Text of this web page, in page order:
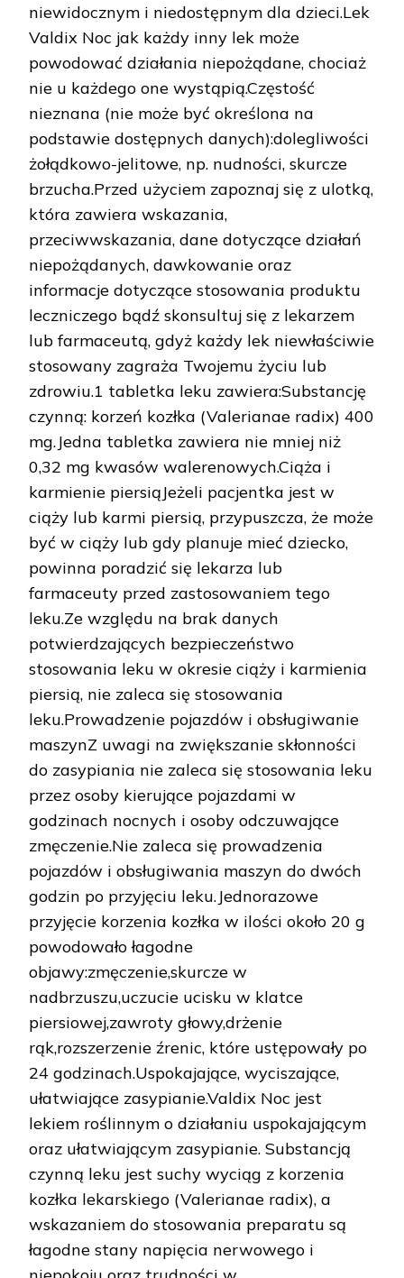
niewidocznym i niedostępnym dla dzieci.Lek
Valdix Noc jak każdy inny lek może
powodować działania niepożądane, chociaż
nie u każdego one wystąpią.Częstość
nieznana (nie może być określona na
podstawie dostępnych danych):dolegliwości
żołądkowo-jelitowe, np. nudności, skurcze
brzucha.Przed użyciem zapoznaj się z ulotką,
która zawiera wskazania,
przeciwwskazania, dane dotyczące działań
niepożądanych, dawkowanie oraz
informacje dotyczące stosowania produktu
leczniczego bądź skonsultuj się z lekarzem
lub farmaceutą, gdyż każdy lek niewłaściwie
stosowany zagraża Twojemu życiu lub
zdrowiu.1 tabletka leku zawiera:Substancję
czynną: korzeń kozłka (Valerianae radix) 400
mg.Jedna tabletka zawiera nie mniej niż
0,32 mg kwasów walerenowych.Ciąża i
karmienie piersiąJeżeli pacjentka jest w
ciąży lub karmi piersią, przypuszcza, że może
być w ciąży lub gdy planuje mieć dziecko,
powinna poradzić się lekarza lub
farmaceuty przed zastosowaniem tego
leku.Ze względu na brak danych
potwierdzających bezpieczeństwo
stosowania leku w okresie ciąży i karmienia
piersią, nie zaleca się stosowania
leku.Prowadzenie pojazdów i obsługiwanie
maszynZ uwagi na zwiększanie skłonności
do zasypiania nie zaleca się stosowania leku
przez osoby kierujące pojazdami w
godzinach nocnych i osoby odczuwające
zmęczenie.Nie zaleca się prowadzenia
pojazdów i obsługiwania maszyn do dwóch
godzin po przyjęciu leku.Jednorazowe
przyjęcie korzenia kozłka w ilości około 20 g
powodowało łagodne
objawy:zmęczenie,skurcze w
nadbrzuszu,uczucie ucisku w klatce
piersiowej,zawroty głowy,drżenie
rąk,rozszerzenie źrenic, które ustępowały po
24 godzinach.Uspokajające, wyciszające,
ułatwiające zasypianie.Valdix Noc jest
lekiem roślinnym o działaniu uspokajającym
oraz ułatwiającym zasypianie. Substancją
czynną leku jest suchy wyciąg z korzenia
kozłka lekarskiego (Valerianae radix), a
wskazaniem do stosowania preparatu są
łagodne stany napięcia nerwowego i